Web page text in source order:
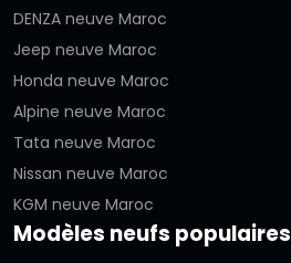
DENZA neuve Maroc
Jeep neuve Maroc
Honda neuve Maroc
Alpine neuve Maroc
Tata neuve Maroc
Nissan neuve Maroc
KGM neuve Maroc
Modèles neufs populaires